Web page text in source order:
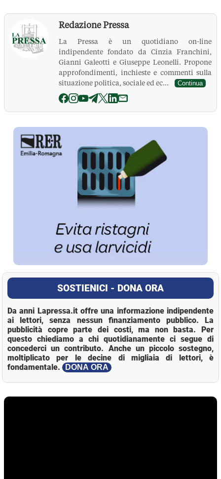
Redazione Pressa
La Pressa è un quotidiano on-line
indipendente fondato da Cinzia Franchini,
Gianni Galeotti e Giuseppe Leonelli. Propone
approfondimenti, inchieste e commenti sulla
situazione politica, sociale ed ec...
Continua
La Pressa
SOSTIENICI - DONA ORA
Da anni Lapressa.it offre una informazione indipendente
ai lettori, senza nessun finanziamento pubblico. La
pubblicità copre parte dei costi, ma non basta. Per
questo chiediamo a chi quotidianamente ci segue di
concederci un contributo. Anche un piccolo sostegno,
moltiplicato per le decine di migliaia di lettori, è
fondamentale.
DONA ORA